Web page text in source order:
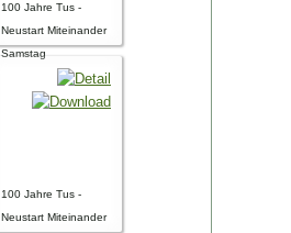
100 Jahre Tus -
Neustart Miteinander
Samstag
100 Jahre Tus -
Neustart Miteinander